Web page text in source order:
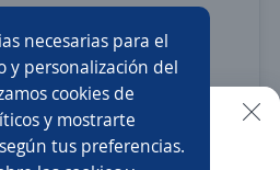
más generales
avisamos cuando haya una
fácil en la app
necesarias para el
y personalización del
cookies de
y mostrarte
tus preferencias.